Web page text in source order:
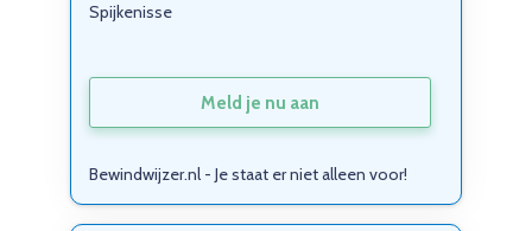
Spijkenisse
Meld je nu aan
Bewindwijzer.nl - Je staat er niet alleen voor!